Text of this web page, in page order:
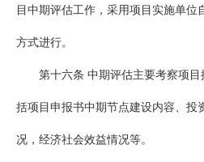
目中期评估工作，采用项目实施单位
方式进行。
第十六条 中期评估主要考察项
括项目申报书中期节点建设内容、投
况，经济社会效益情况等。